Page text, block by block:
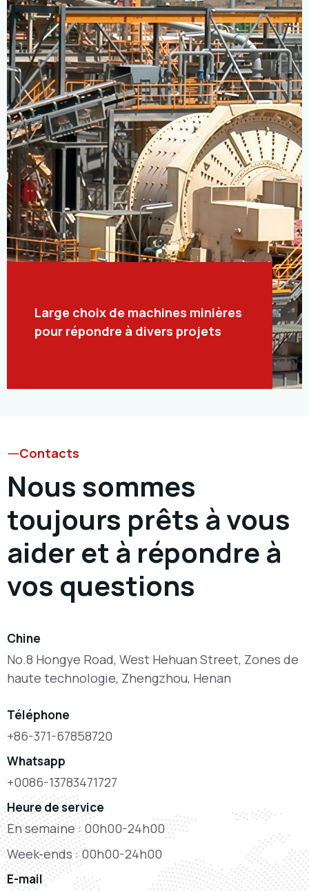
Large choix de machines minières
pour répondre à divers projets
Contacts
Nous sommes
toujours prêts à vous
aider et à répondre à
vos questions
Chine
No.8 Hongye Road, West Hehuan Street, Zones de
haute technologie, Zhengzhou, Henan
Téléphone
+86-371-67858720
Whatsapp
+0086-13783471727
Heure de service
En semaine : 00h00-24h00
Week-ends : 00h00-24h00
E-mail